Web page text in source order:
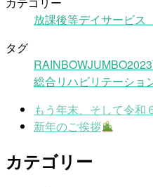
放課後等デイサービ
タグ
RAINBOWJUMBO2023
総合リハビリテーショ
もう年末、そして令和
新年のご挨拶
カテゴリー